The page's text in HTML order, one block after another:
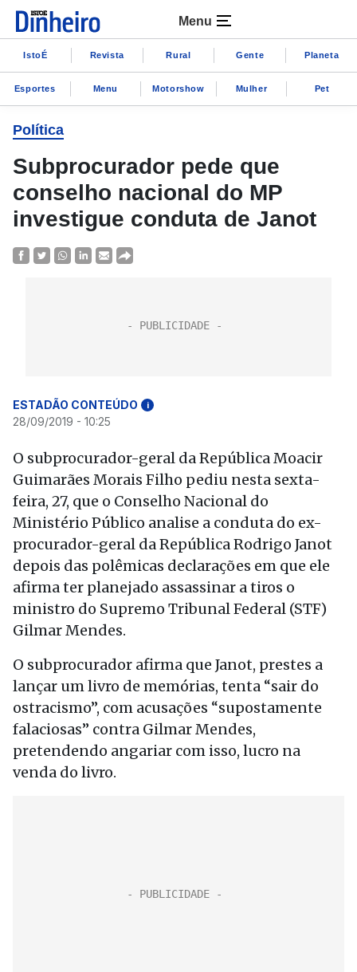
Menu
IstoÉ Revista Rural Gente Planeta
Esportes Menu Motorshow Mulher Pet
Política
Subprocurador pede que
conselho nacional do MP
investigue conduta de Janot
ESTADÃO CONTEÚDO i
28/09/2019 - 10:25
O subprocurador-geral da República Moacir
Guimarães Morais Filho pediu nesta sexta-
feira, 27, que o Conselho Nacional do
Ministério Público analise a conduta do ex-
procurador-geral da República Rodrigo Janot
depois das polêmicas declarações em que ele
afirma ter planejado assassinar a tiros o
ministro do Supremo Tribunal Federal (STF)
Gilmar Mendes.
O subprocurador afirma que Janot, prestes a
lançar um livro de memórias, tenta “sair do
ostracismo”, com acusações “supostamente
falaciosas” contra Gilmar Mendes,
pretendendo angariar com isso, lucro na
venda do livro.